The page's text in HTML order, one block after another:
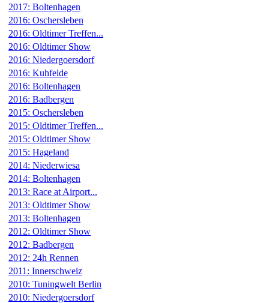
2017: Boltenhagen
2016: Oschersleben
2016: Oldtimer Treffen...
2016: Oldtimer Show
2016: Niedergoersdorf
2016: Kuhfelde
2016: Boltenhagen
2016: Badbergen
2015: Oschersleben
2015: Oldtimer Treffen...
2015: Oldtimer Show
2015: Hageland
2014: Niederwiesa
2014: Boltenhagen
2013: Race at Airport...
2013: Oldtimer Show
2013: Boltenhagen
2012: Oldtimer Show
2012: Badbergen
2012: 24h Rennen
2011: Innerschweiz
2010: Tuningwelt Berlin
2010: Niedergoersdorf